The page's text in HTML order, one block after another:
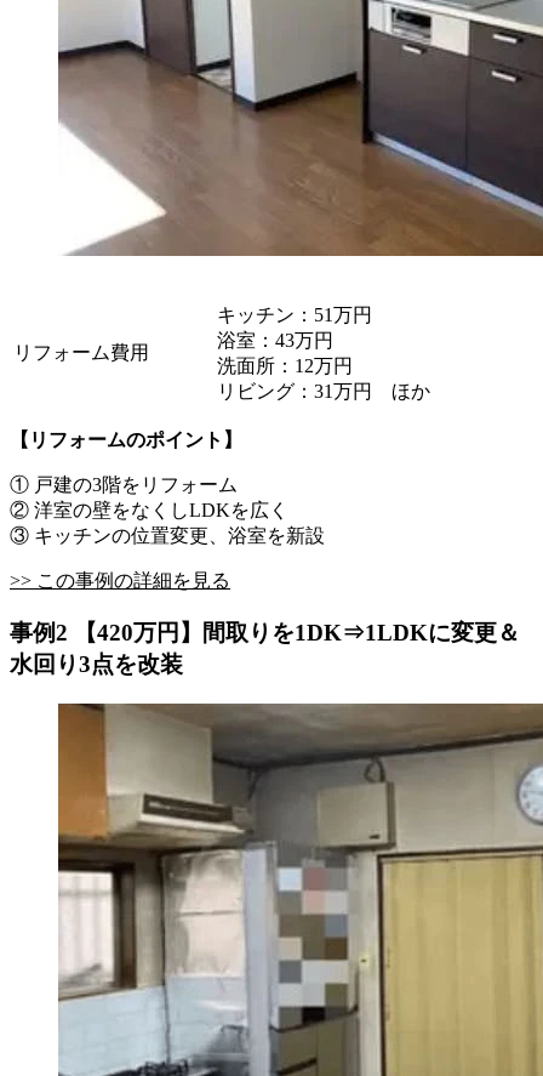
リフォーム費用
キッチン：51万円
浴室：43万円
洗面所：12万円
リビング：31万円 ほか
【リフォームのポイント】
① 戸建の3階をリフォーム
② 洋室の壁をなくしLDKを広く
③ キッチンの位置変更、浴室を新設
>> この事例の詳細を見る
事例2 【420万円】間取りを1DK⇒1LDKに変更＆
水回り3点を改装